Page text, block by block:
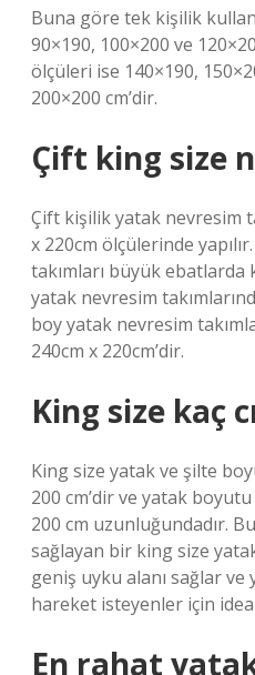
Buna göre tek kişilik
90×190, 100×200 ve
ölçüleri ise 140×190,
200×200 cm’dir.
Çift king size
Çift kişilik yatak nevresim
x 220cm ölçülerinde
takımları büyük ebatlarda
yatak nevresim
boy yatak nevresim
240cm x 220cm’dir.
King size kaç
King size yatak ve şilte
200 cm’dir ve yatak
200 cm uzunluğundadır.
sağlayan bir king size
geniş uyku alanı sağlar
hareket isteyenler için
En rahat